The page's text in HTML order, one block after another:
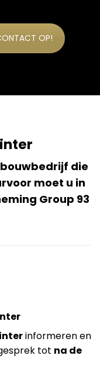
OP!
die
moet u in
Group 93
informeren en
tot na de